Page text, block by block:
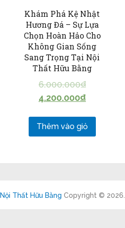
Khám Phá Kệ Nhật
Hương Đá – Sự Lựa
Chọn Hoàn Hảo Cho
Không Gian Sống
Sang Trọng Tại Nội
Thất Hữu Bằng
6.000.000₫
4.200.000₫
Thêm vào giỏ
Nội Thất Hữu Bằng Copyright © 2026.